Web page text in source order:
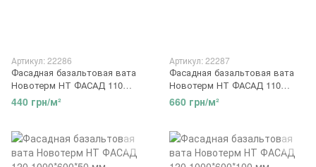
Артикул: 22286
Фасадная базальтовая вата
Новотерм НТ ФАСАД 110
1000*600*100 мм, плотность
110кг/м3
440 грн/м²
Артикул: 22287
Фасадная базальтовая вата
Новотерм НТ ФАСАД 110
1000*600*150 мм, плотность
110кг/м3
660 грн/м²